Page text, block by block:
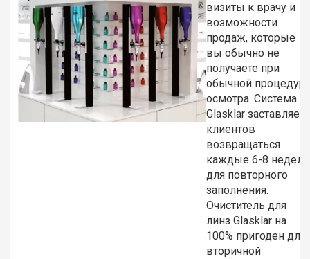
визиты к врачу и
возможности
продаж, которые
вы обычно не
получаете при
обычной
осмотра. Система
Glasklar заставляет
клиентов
возвращаться
каждые 6-8 недель
для повторного
заполнения.
Очиститель для
линз Glasklar на
100% пригоден для
вторичной